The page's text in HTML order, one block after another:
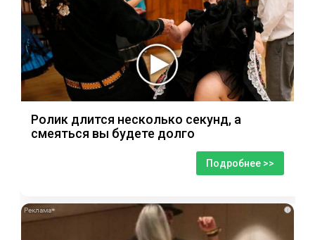
Ролик длится несколько секунд, а
смеяться вы будете долго
Подробнее >>
i